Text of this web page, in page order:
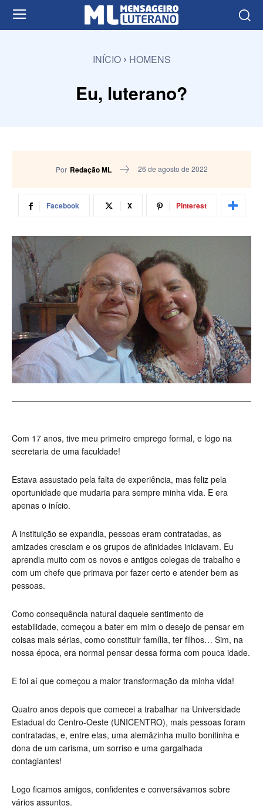
INÍCIO HOMENS
Eu, luterano?
Por Redação ML 26 de agosto de 2022
Facebook X Pinterest
Com 17 anos, tive meu primeiro emprego formal, e logo na
secretaria de uma faculdade!
Estava assustado pela falta de experiência, mas feliz pela
oportunidade que mudaria para sempre minha vida. E era
apenas o início.
A instituição se expandia, pessoas eram contratadas, as
amizades cresciam e os grupos de afinidades iniciavam. Eu
aprendia muito com os novos e antigos colegas de trabalho e
com um chefe que primava por fazer certo e atender bem as
pessoas.
Como consequência natural daquele sentimento de
estabilidade, começou a bater em mim o desejo de pensar em
coisas mais sérias, como constituir família, ter filhos… Sim, na
nossa época, era normal pensar dessa forma com pouca idade.
E foi aí que começou a maior transformação da minha vida!
Quatro anos depois que comecei a trabalhar na Universidade
Estadual do Centro-Oeste (UNICENTRO), mais pessoas foram
contratadas, e, entre elas, uma alemãzinha muito bonitinha e
dona de um carisma, um sorriso e uma gargalhada
contagiantes!
Logo ficamos amigos, confidentes e conversávamos sobre
vários assuntos.